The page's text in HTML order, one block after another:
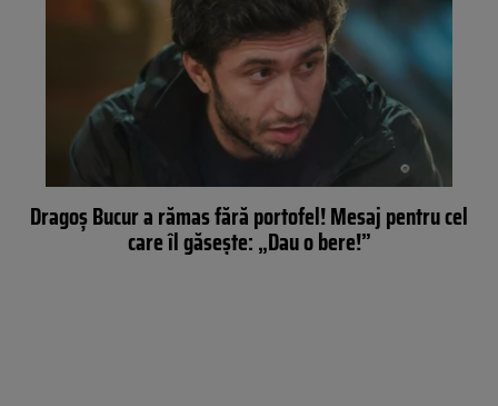
Dragoş Bucur a rămas fără portofel! Mesaj pentru cel
care îl găseşte: „Dau o bere!”